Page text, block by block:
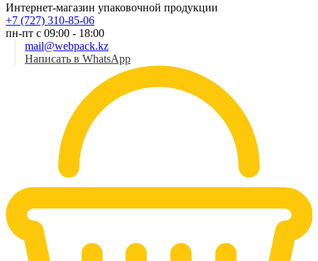
Интернет-магазин упаковочной продукции
+7 (727) 310-85-06
пн-пт с 09:00 - 18:00
mail@webpack.kz
Написать в WhatsApp